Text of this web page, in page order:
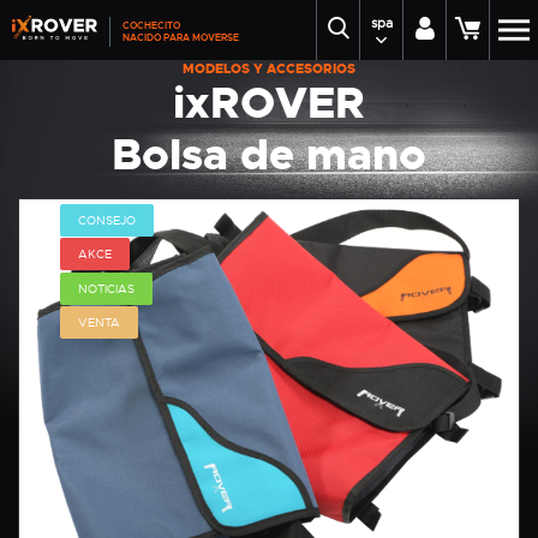
COCHECITO
NACIDO PARA MOVERSE
spa
MODELOS Y ACCESORIOS
ixROVER
Bolsa de mano
iXROVER
CONSEJO
AKCE
NOTICIAS
VENTA